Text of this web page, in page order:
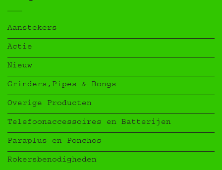
Aanstekers
Actie
Nieuw
Grinders,Pipes & Bongs
Overige Producten
Telefoonaccessoires en Batterijen
Paraplus en Ponchos
Rokersbenodigheden